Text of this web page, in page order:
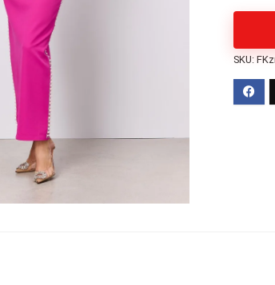
SKU: